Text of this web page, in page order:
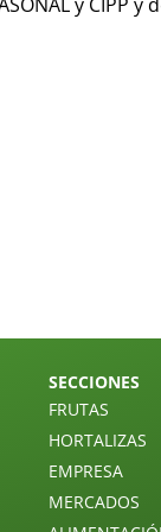
SECCIONES
FRUTAS
HORTALIZAS
EMPRESA
MERCADOS